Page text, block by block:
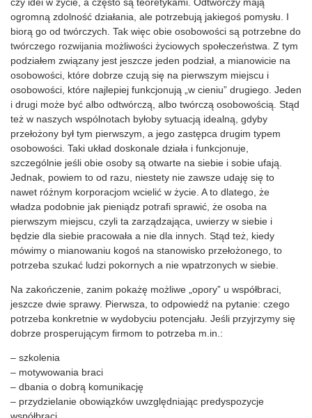
ogromną zdolność działania, ale potrzebują jakiegoś pomysłu. I
biorą go od twórczych. Tak więc obie osobowości są potrzebne do
twórczego rozwijania możliwości życiowych społeczeństwa. Z tym
podziałem związany jest jeszcze jeden podział, a mianowicie na
osobowości, które dobrze czują się na pierwszym miejscu i
osobowości, które najlepiej funkcjonują „w cieniu” drugiego. Jeden
i drugi może być albo odtwórczą, albo twórczą osobowością. Stąd
też w naszych wspólnotach byłoby sytuacją idealną, gdyby
przełożony był tym pierwszym, a jego zastępca drugim typem
osobowości. Taki układ doskonale działa i funkcjonuje,
szczególnie jeśli obie osoby są otwarte na siebie i sobie ufają.
Jednak, powiem to od razu, niestety nie zawsze udaję się to
nawet różnym korporacjom wcielić w życie. A to dlatego, że
władza podobnie jak pieniądz potrafi sprawić, że osoba na
pierwszym miejscu, czyli ta zarządzająca, uwierzy w siebie i
będzie dla siebie pracowała a nie dla innych. Stąd też, kiedy
mówimy o mianowaniu kogoś na stanowisko przełożonego, to
potrzeba szukać ludzi pokornych a nie wpatrzonych w siebie.
Na zakończenie, zanim pokażę możliwe „opory” u współbraci,
jeszcze dwie sprawy. Pierwsza, to odpowiedź na pytanie: czego
potrzeba konkretnie w wydobyciu potencjału. Jeśli przyjrzymy się
dobrze prosperującym firmom to potrzeba m.in.:
– szkolenia
– motywowania braci
– dbania o dobrą komunikację
– przydzielanie obowiązków uwzględniając predyspozycje
współbraci